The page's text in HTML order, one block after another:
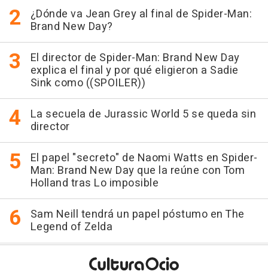
¿Dónde va Jean Grey al final de Spider-Man:
Brand New Day?
El director de Spider-Man: Brand New Day
explica el final y por qué eligieron a Sadie
Sink como ((SPOILER))
La secuela de Jurassic World 5 se queda sin
director
El papel "secreto" de Naomi Watts en Spider-
Man: Brand New Day que la reúne con Tom
Holland tras Lo imposible
Sam Neill tendrá un papel póstumo en The
Legend of Zelda